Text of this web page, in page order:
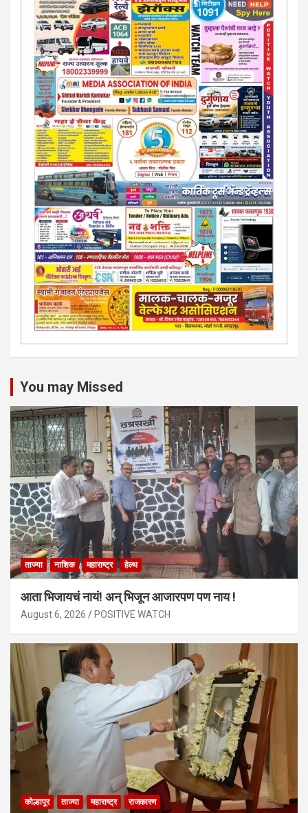
You may Missed
ताज्या नाशिक महाराष्ट्र हेल्थ
आता भिजायचं नायं! अन् भिजून आजारपण पण नाय !
August 6, 2026 POSITIVE WATCH
कोल्हापूर ताज्या महाराष्ट्र राजकारण